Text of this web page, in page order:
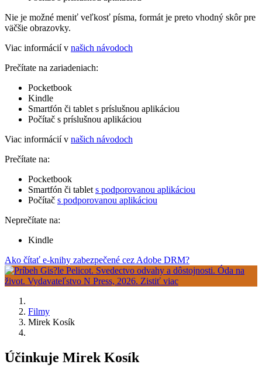
Nie je možné meniť veľkosť písma, formát je preto vhodný skôr pre
väčšie obrazovky.
Viac informácií v našich návodoch
Prečítate na zariadeniach:
Pocketbook
Kindle
Smartfón či tablet s príslušnou aplikáciou
Počítač s príslušnou aplikáciou
Viac informácií v našich návodoch
Prečítate na:
Pocketbook
Smartfón či tablet s podporovanou aplikáciou
Počítač s podporovanou aplikáciou
Neprečítate na:
Kindle
Ako čítať e-knihy zabezpečené cez Adobe DRM?
Filmy
Mirek Kosík
Účinkuje Mirek Kosík